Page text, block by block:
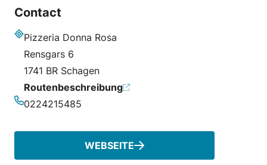
Contact
Pizzeria Donna Rosa
Rensgars 6
1741 BR Schagen
Routenbeschreibung
0224215485
WEBSEITE